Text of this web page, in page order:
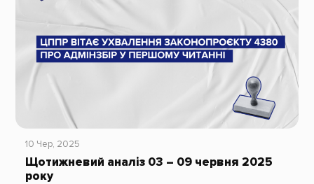
10 Чер, 2025
Щотижневий аналіз 03 – 09 червня 2025
року